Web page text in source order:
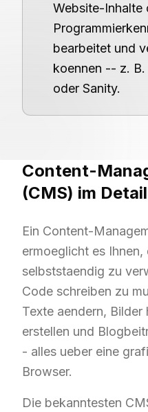
Website-Inhalte
bearbeitet und
koennen -- z.
oder Sanity.
Content-
(CMS) im Detail
Ein Content-
ermoeglicht es
selbststaendig zu
Code schreiben zu
Texte aendern, Bilder
erstellen und
- alles ueber eine
Browser.
Die bekanntesten